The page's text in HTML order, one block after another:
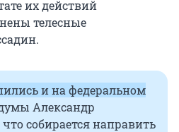
их действий
телесные
и на федеральном
Александр
что собирается направить